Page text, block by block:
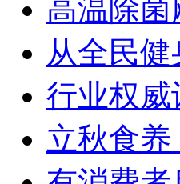
高温除
从全民
行业权威
立秋食